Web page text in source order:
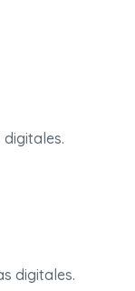
digitales.
digitales.